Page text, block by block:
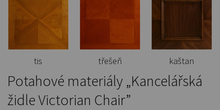
tis třešeň kaštan
Potahové materiály „Kancelářská
židle Victorian Chair”